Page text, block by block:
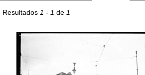
Resultados 1 - 1 de 1